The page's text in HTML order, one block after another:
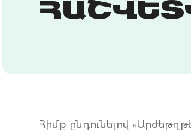
Հիմք ընդունելով